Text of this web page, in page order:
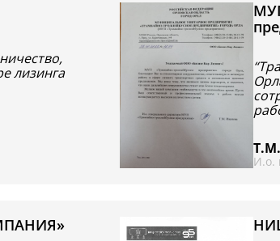
лизинга
И.о.